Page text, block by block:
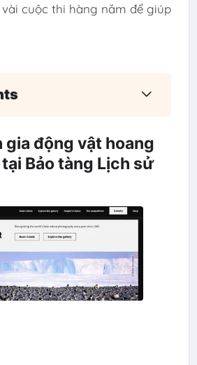
cuộc thi hàng năm để giúp
gia động vật hoang
Bảo tàng Lịch sử